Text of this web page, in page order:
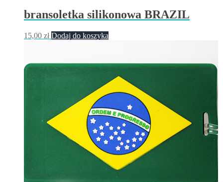
bransoletka silikonowa BRAZIL
15,00 zł Dodaj do koszyka